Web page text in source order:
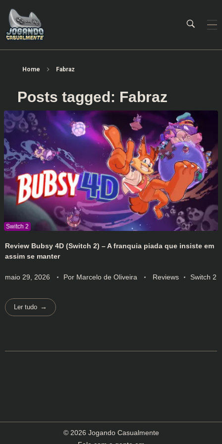
Home Fabraz
Posts tagged: Fabraz
Review Bubsy 4D (Switch 2) – A franquia piada que insiste em
assim se manter
maio 29, 2026 Por Marcelo de Oliveira Reviews Switch 2
Ler tudo
© 2026 Jogando Casualmente